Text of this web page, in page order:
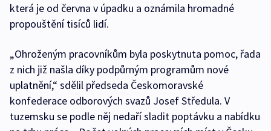
která je od června v úpadku a oznámila hromadné
propouštění tisíců lidí.
„Ohroženým pracovníkům byla poskytnuta pomoc, řada
z nich již našla díky podpůrným programům nové
uplatnění,“ sdělil předseda Českomoravské
konfederace odborových svazů Josef Středula. V
tuzemsku se podle něj nedaří sladit poptávku a nabídku